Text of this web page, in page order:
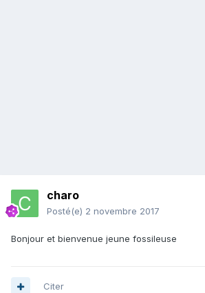
charo
Posté(e) 2 novembre 2017
Bonjour et bienvenue jeune fossileuse
Citer